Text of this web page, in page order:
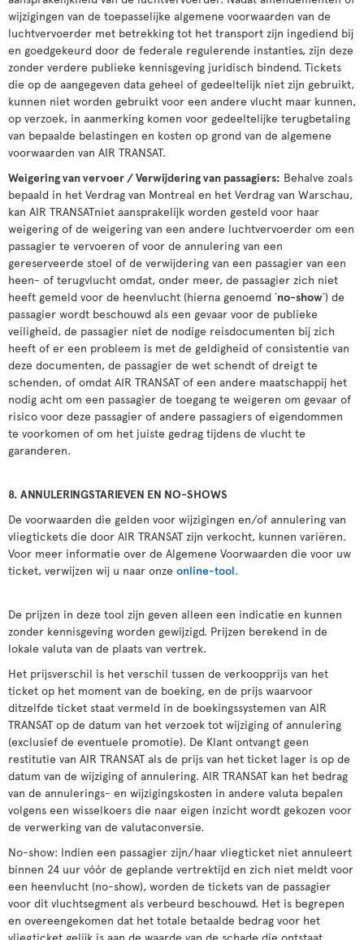
wijzigingen van de toepasselijke algemene voorwaarden van de
luchtvervoerder met betrekking tot het transport zijn ingediend bij
en goedgekeurd door de federale regulerende instanties, zijn deze
zonder verdere publieke kennisgeving juridisch bindend. Tickets
die op de aangegeven data geheel of gedeeltelijk niet zijn gebruikt,
kunnen niet worden gebruikt voor een andere vlucht maar kunnen,
op verzoek, in aanmerking komen voor gedeeltelijke terugbetaling
van bepaalde belastingen en kosten op grond van de algemene
voorwaarden van AIR TRANSAT.
Weigering van vervoer / Verwijdering van passagiers: Behalve zoals
bepaald in het Verdrag van Montreal en het Verdrag van Warschau,
kan AIR TRANSATniet aansprakelijk worden gesteld voor haar
weigering of de weigering van een andere luchtvervoerder om een
passagier te vervoeren of voor de annulering van een
gereserveerde stoel of de verwijdering van een passagier van een
heen- of terugvlucht omdat, onder meer, de passagier zich niet
heeft gemeld voor de heenvlucht (hierna genoemd ´no-show´) de
passagier wordt beschouwd als een gevaar voor de publieke
veiligheid, de passagier niet de nodige reisdocumenten bij zich
heeft of er een probleem is met de geldigheid of consistentie van
deze documenten, de passagier de wet schendt of dreigt te
schenden, of omdat AIR TRANSAT of een andere maatschappij het
nodig acht om een passagier de toegang te weigeren om gevaar of
risico voor deze passagier of andere passagiers of eigendommen
te voorkomen of om het juiste gedrag tijdens de vlucht te
garanderen.
8. ANNULERINGSTARIEVEN EN NO-SHOWS
De voorwaarden die gelden voor wijzigingen en/of annulering van
vliegtickets die door AIR TRANSAT zijn verkocht, kunnen variëren.
Voor meer informatie over de Algemene Voorwaarden die voor uw
ticket, verwijzen wij u naar onze online-tool.
De prijzen in deze tool zijn geven alleen een indicatie en kunnen
zonder kennisgeving worden gewijzigd. Prijzen berekend in de
lokale valuta van de plaats van vertrek.
Het prijsverschil is het verschil tussen de verkoopprijs van het
ticket op het moment van de boeking, en de prijs waarvoor
ditzelfde ticket staat vermeld in de boekingssystemen van AIR
TRANSAT op de datum van het verzoek tot wijziging of annulering
(exclusief de eventuele promotie). De Klant ontvangt geen
restitutie van AIR TRANSAT als de prijs van het ticket lager is op de
datum van de wijziging of annulering. AIR TRANSAT kan het bedrag
van de annulerings- en wijzigingskosten in andere valuta bepalen
volgens een wisselkoers die naar eigen inzicht wordt gekozen voor
de verwerking van de valutaconversie.
No-show: Indien een passagier zijn/haar vliegticket niet annuleert
binnen 24 uur vóór de geplande vertrektijd en zich niet meldt voor
een heenvlucht (no-show), worden de tickets van de passagier
voor dit vluchtsegment als verbeurd beschouwd. Het is begrepen
en overeengekomen dat het totale betaalde bedrag voor het